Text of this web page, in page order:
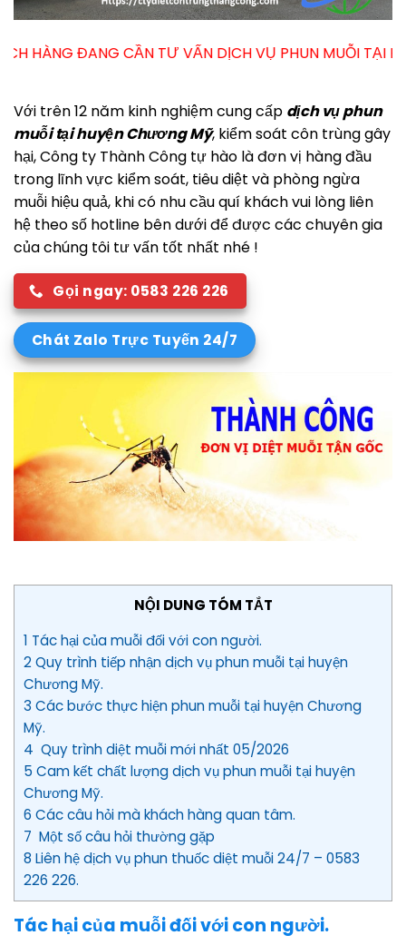
TƯ VẤN DỊCH VỤ PHUN MUỖI TẠI HUYỆN CHƯƠNG
Với trên 12 năm kinh nghiệm cung cấp dịch vụ phun
muỗi tại huyện Chương Mỹ, kiểm soát côn trùng gây
hại, Công ty Thành Công tự hào là đơn vị hàng đầu
trong lĩnh vực kiểm soát, tiêu diệt và phòng ngừa
muỗi hiệu quả, khi có nhu cầu quí khách vui lòng liên
hệ theo số hotline bên dưới để được các chuyên gia
của chúng tôi tư vấn tốt nhất nhé !
Gọi ngay: 0583 226 226
Chát Zalo Trực Tuyến 24/7
NỘI DUNG TÓM TẮT
1 Tác hại của muỗi đối với con người.
2 Quy trình tiếp nhận dịch vụ phun muỗi tại huyện
Chương Mỹ.
3 Các bước thực hiện phun muỗi tại huyện Chương
Mỹ.
4 Quy trình diệt muỗi mới nhất 05/2026
5 Cam kết chất lượng dịch vụ phun muỗi tại huyện
Chương Mỹ.
6 Các câu hỏi mà khách hàng quan tâm.
7 Một số câu hỏi thường gặp
8 Liên hệ dịch vụ phun thuốc diệt muỗi 24/7 – 0583
226 226.
Tác hại của muỗi đối với con người.